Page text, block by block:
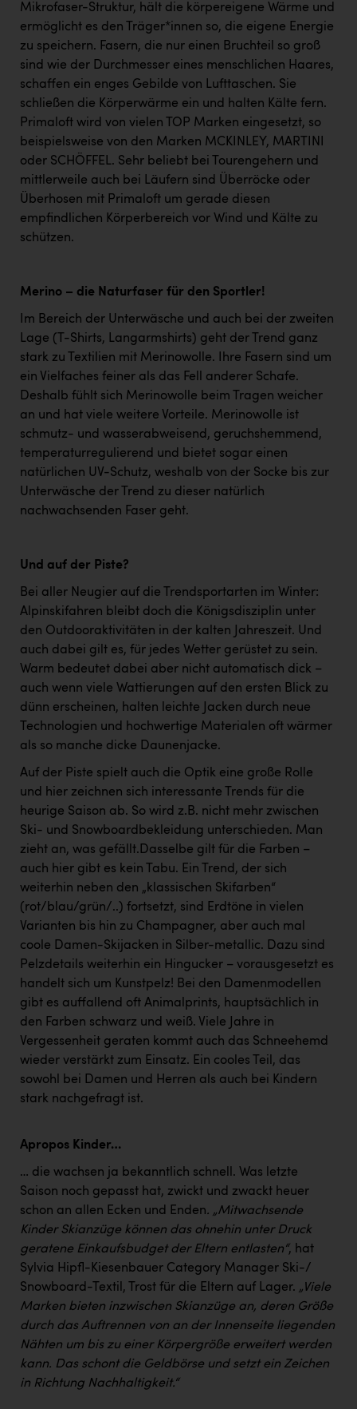
Mikrofaser-Struktur, hält die körpereigene Wärme und
ermöglicht es den Träger*innen so, die eigene Energie
zu speichern. Fasern, die nur einen Bruchteil so groß
sind wie der Durchmesser eines menschlichen Haares,
schaffen ein enges Gebilde von Lufttaschen. Sie
schließen die Körperwärme ein und halten Kälte fern.
Primaloft wird von vielen TOP Marken eingesetzt, so
beispielsweise von den Marken MCKINLEY, MARTINI
oder SCHÖFFEL. Sehr beliebt bei Tourengehern und
mittlerweile auch bei Läufern sind Überröcke oder
Überhosen mit Primaloft um gerade diesen
empfindlichen Körperbereich vor Wind und Kälte zu
schützen.
Merino – die Naturfaser für den Sportler!
Im Bereich der Unterwäsche und auch bei der zweiten
Lage (T-Shirts, Langarmshirts) geht der Trend ganz
stark zu Textilien mit Merinowolle. Ihre Fasern sind um
ein Vielfaches feiner als das Fell anderer Schafe.
Deshalb fühlt sich Merinowolle beim Tragen weicher
an und hat viele weitere Vorteile. Merinowolle ist
schmutz- und wasserabweisend, geruchshemmend,
temperaturregulierend und bietet sogar einen
natürlichen UV-Schutz, weshalb von der Socke bis zur
Unterwäsche der Trend zu dieser natürlich
nachwachsenden Faser geht.
Und auf der Piste?
Bei aller Neugier auf die Trendsportarten im Winter:
Alpinskifahren bleibt doch die Königsdisziplin unter
den Outdooraktivitäten in der kalten Jahreszeit. Und
auch dabei gilt es, für jedes Wetter gerüstet zu sein.
Warm bedeutet dabei aber nicht automatisch dick –
auch wenn viele Wattierungen auf den ersten Blick zu
dünn erscheinen, halten leichte Jacken durch neue
Technologien und hochwertige Materialen oft wärmer
als so manche dicke Daunenjacke.
Auf der Piste spielt auch die Optik eine große Rolle
und hier zeichnen sich interessante Trends für die
heurige Saison ab. So wird z.B. nicht mehr zwischen
Ski- und Snowboardbekleidung unterschieden. Man
zieht an, was gefällt.Dasselbe gilt für die Farben –
auch hier gibt es kein Tabu. Ein Trend, der sich
weiterhin neben den „klassischen Skifarben“
(rot/blau/grün/..) fortsetzt, sind Erdtöne in vielen
Varianten bis hin zu Champagner, aber auch mal
coole Damen-Skijacken in Silber-metallic. Dazu sind
Pelzdetails weiterhin ein Hingucker – vorausgesetzt es
handelt sich um Kunstpelz! Bei den Damenmodellen
gibt es auffallend oft Animalprints, hauptsächlich in
den Farben schwarz und weiß. Viele Jahre in
Vergessenheit geraten kommt auch das Schneehemd
wieder verstärkt zum Einsatz. Ein cooles Teil, das
sowohl bei Damen und Herren als auch bei Kindern
stark nachgefragt ist.
Apropos Kinder…
… die wachsen ja bekanntlich schnell. Was letzte
Saison noch gepasst hat, zwickt und zwackt heuer
schon an allen Ecken und Enden. „Mitwachsende
Kinder Skianzüge können das ohnehin unter Druck
geratene Einkaufsbudget der Eltern entlasten“, hat
Sylvia Hipfl-Kiesenbauer Category Manager Ski-/
Snowboard-Textil, Trost für die Eltern auf Lager. „Viele
Marken bieten inzwischen Skianzüge an, deren Größe
durch das Auftrennen von an der Innenseite liegenden
Nähten um bis zu einer Körpergröße erweitert werden
kann. Das schont die Geldbörse und setzt ein Zeichen
in Richtung Nachhaltigkeit.“